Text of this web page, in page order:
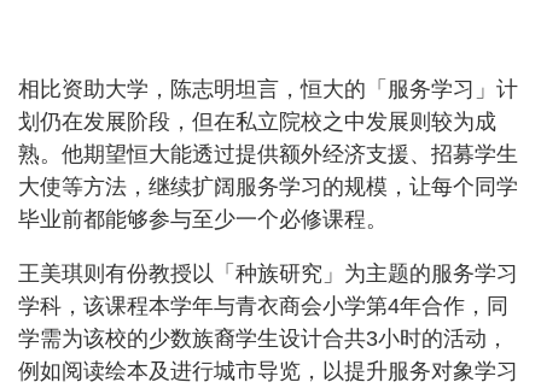
相比资助大学，陈志明坦言，恒大的「服务学习」计
划仍在发展阶段，但在私立院校之中发展则较为成
熟。他期望恒大能透过提供额外经济支援、招募学生
大使等方法，继续扩阔服务学习的规模，让每个同学
毕业前都能够参与至少一个必修课程。
王美琪则有份教授以「种族研究」为主题的服务学习
学科，该课程本学年与青衣商会小学第4年合作，同
学需为该校的少数族裔学生设计合共3小时的活动，
例如阅读绘本及进行城市导览，以提升服务对象学习